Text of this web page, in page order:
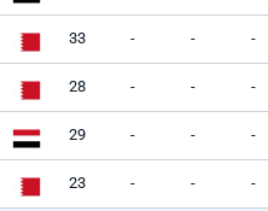
33 - - -
28 - - -
29 - - -
23 - - -